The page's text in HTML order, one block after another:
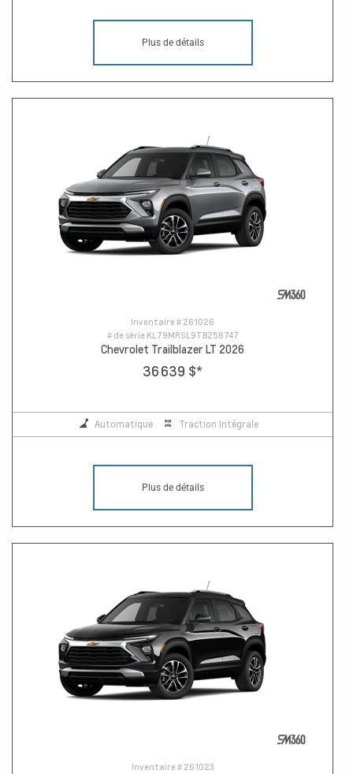
Plus de détails
Inventaire # 261026
# de série KL79MRSL9TB256747
Chevrolet Trailblazer LT 2026
36 639 $*
Automatique Traction Intégrale
Plus de détails
Inventaire # 261023